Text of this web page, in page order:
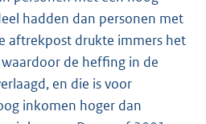
hadden dan personen met
aftrekpost drukte immers het
de heffing in de
en die is voor
inkomen hoger dan